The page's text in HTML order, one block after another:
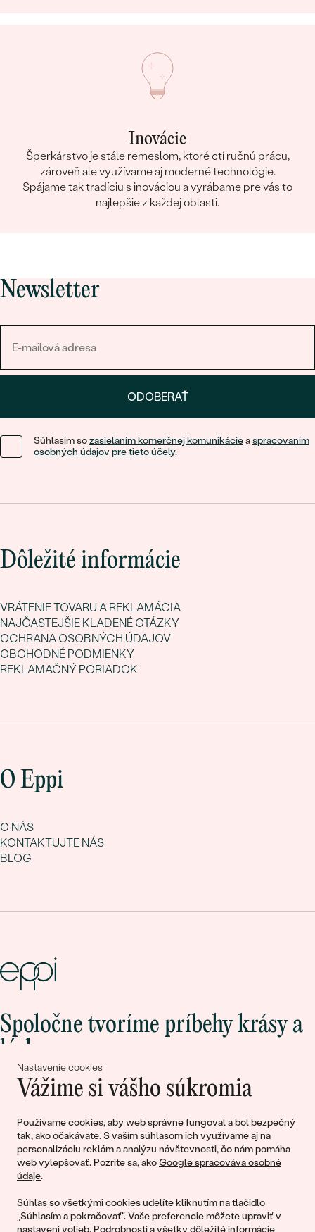
Nastavenie cookies
Vážime si vášho súkromia
Používame cookies, aby web správne fungoval a bol bezpečný
tak, ako očakávate. S vaším súhlasom ich využívame aj na
personalizáciu reklám a analýzu návštevnosti, čo nám pomáha
web vylepšovať. Pozrite sa, akoGoogle spracováva osobné
údaje.
Súhlas so všetkými cookies udelíte kliknutím na tlačidlo
„Súhlasím a pokračovať". Vaše preferencie môžete upraviť v
nastavení volieb. Podrobnosti a všetky dôležité informácie
Inovácie
Šperkárstvo je stále remeslom, ktoré ctí ručnú prácu,
zároveň ale využívame aj moderné technológie.
Spájame tak tradíciu s inováciou a vyrábame pre vás to
najlepšie z každej oblasti.
Newsletter
ODOBERAŤ
Súhlasím sozasielaním komerčnej komunikácieaspracovaním
osobných údajov pre tieto účely.
Dôležité informácie
VRÁTENIE TOVARU A REKLAMÁCIA
NAJČASTEJŠIE KLADENÉ OTÁZKY
OCHRANA OSOBNÝCH ÚDAJOV
OBCHODNÉ PODMIENKY
REKLAMAČNÝ PORIADOK
O Eppi
O NÁS
KONTAKTUJTE NÁS
BLOG
Spoločne tvoríme príbehy krásy a
lásky
Pripojte sa k nám!